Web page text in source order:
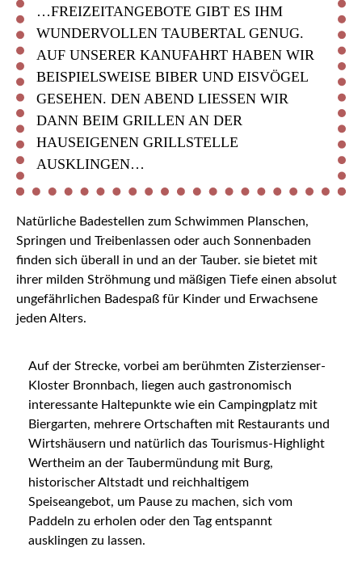
…FREIZEITANGEBOTE GIBT ES IHM
WUNDERVOLLEN TAUBERTAL GENUG.
AUF UNSERER KANUFAHRT HABEN WIR
BEISPIELSWEISE BIBER UND EISVÖGEL
GESEHEN. DEN ABEND LIESSEN WIR D
ANN BEIM GRILLEN AN DER H
AUSEIGENEN GRILLSTELLE A
USKLINGEN…
Natürliche Badestellen zum Schwimmen Planschen,
Springen und Treibenlassen oder auch Sonnenbaden
finden sich überall in und an der Tauber. sie bietet mit
ihrer milden Ströhmung und mäßigen Tiefe einen absolut
ungefährlichen Badespaß für Kinder und Erwachsene
jeden Alters.
Auf der Strecke, vorbei am berühmten Zisterzienser-
Kloster Bronnbach, liegen auch gastronomisch
interessante Haltepunkte wie ein Campingplatz mit
Biergarten, mehrere Ortschaften mit Restaurants und
Wirtshäusern und natürlich das Tourismus-Highlight
Wertheim an der Taubermündung mit Burg,
historischer Altstadt und reichhaltigem
Speiseangebot, um Pause zu machen, sich vom
Paddeln zu erholen oder den Tag entspannt
ausklingen zu lassen.